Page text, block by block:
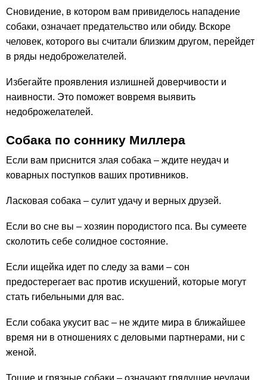
Сновидение, в котором вам привиделось нападение
собаки, означает предательство или обиду. Вскоре
человек, которого вы считали близким другом, перейдет
в ряды недоброжелателей.
Избегайте проявления излишней доверчивости и
наивности. Это поможет вовремя выявить
недоброжелателей.
Собака по cоннику Миллера
Если вам приснится злая собака – ждите неудач и
коварных поступков ваших противников.
Ласковая собака – сулит удачу и верных друзей.
Если во сне вы – хозяин породистого пса. Вы сумеете
сколотить себе солидное состояние.
Если ищейка идет по следу за вами – сон
предостерегает вас против искушений, которые могут
стать гибельными для вас.
Если собака укусит вас – не ждите мира в ближайшее
время ни в отношениях с деловыми партнерами, ни с
женой.
Тощие и грязные собаки – означают грядущие неудачи